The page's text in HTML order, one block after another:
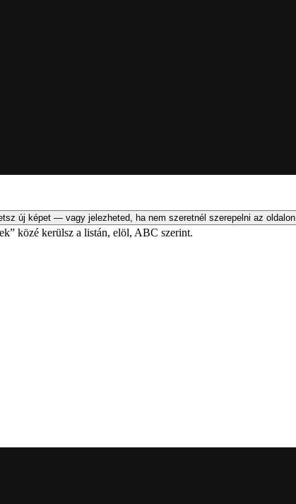
új képet — vagy jelezheted, ha nem szeretnél szerepelni az oldalon.
közé kerülsz a listán, elöl, ABC szerint.